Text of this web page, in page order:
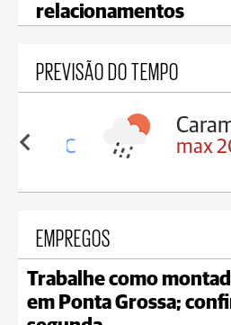
relacionamentos
PREVISÃO DO TEMPO
18°C max
EMPREGOS
Trabalhe como
em Ponta Grossa;